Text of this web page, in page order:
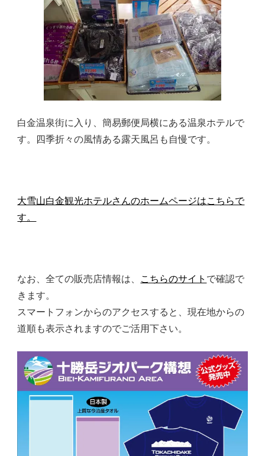
白金温泉街に入り、簡易郵便局横にある温泉ホテルで
す。四季折々の風情ある露天風呂も自慢です。
大雪山白金観光ホテルさんのホームページはこちらで
す。
なお、全ての販売店情報は、 こちらのサイト で確認で
きます。
スマートフォンからのアクセスすると、現在地からの
道順も表示されますのでご活用下さい。